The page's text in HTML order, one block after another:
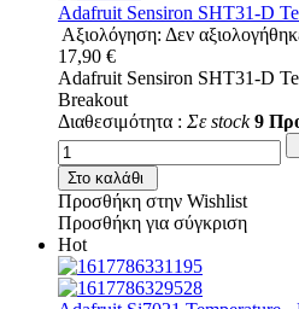
Adafruit Sensiron SHT31-D
Αξιολόγηση: Δεν
17,90 €
Adafruit Sensiron SHT31-D
Breakout
Διαθεσιμότητα : Σε stock 9
Στο καλάθι
Προσθήκη στην Wishlist
Προσθήκη για σύγκριση
Hot